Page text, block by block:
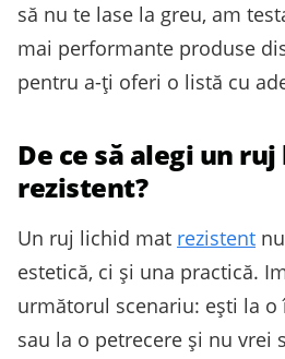
să nu te lase la greu, am
mai performante produse
pentru a-ți oferi o listă cu
De ce să alegi un
rezistent?
Un ruj lichid mat rezistent
estetică, ci și una practică.
următorul scenariu: ești la
sau la o petrecere și nu vrei